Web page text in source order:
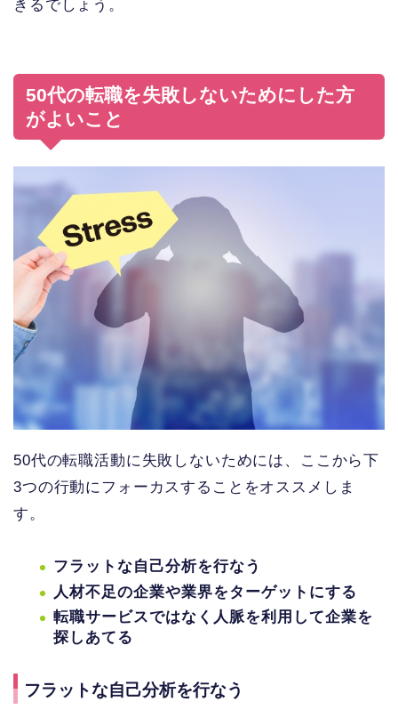
きるでしょう。
50代の転職を失敗しないためにした方
がよいこと
50代の転職活動に失敗しないためには、ここから下
3つの行動にフォーカスすることをオススメしま
す。
フラットな自己分析を行なう
人材不足の企業や業界をターゲットにする
転職サービスではなく人脈を利用して企業を
探しあてる
フラットな自己分析を行なう